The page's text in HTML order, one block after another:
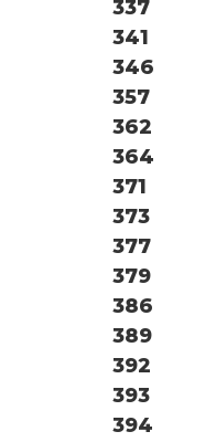
337
341
346
357
362
364
371
373
377
379
386
389
392
393
394